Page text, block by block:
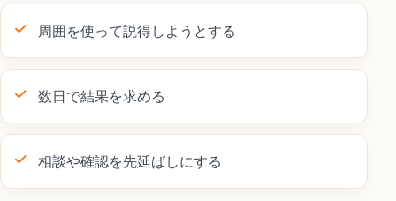
周囲を使って説得しようとする
数日で結果を求める
相談や確認を先延ばしにする